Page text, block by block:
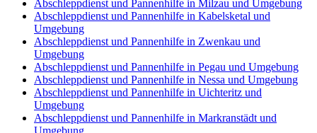
Abschleppdienst und Pannenhilfe in Milzau und Umgebung
Abschleppdienst und Pannenhilfe in Kabelsketal und
Umgebung
Abschleppdienst und Pannenhilfe in Zwenkau und
Umgebung
Abschleppdienst und Pannenhilfe in Pegau und Umgebung
Abschleppdienst und Pannenhilfe in Nessa und Umgebung
Abschleppdienst und Pannenhilfe in Uichteritz und
Umgebung
Abschleppdienst und Pannenhilfe in Markranstädt und
Umgebung